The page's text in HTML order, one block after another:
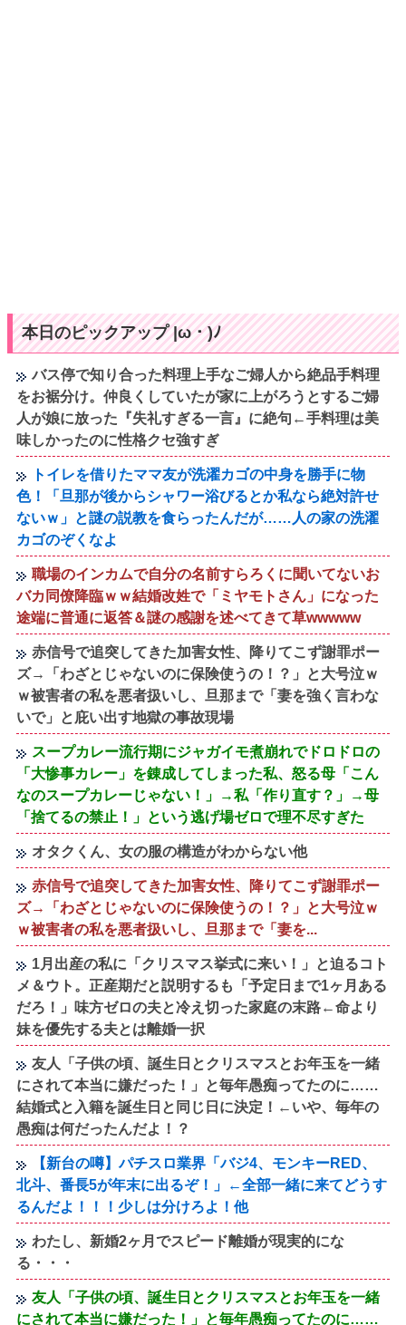
本日のピックアップ |ω・)ﾉ
バス停で知り合った料理上手なご婦人から絶品手料理
をお裾分け。仲良くしていたが家に上がろうとするご婦
人が娘に放った『失礼すぎる一言』に絶句←手料理は美
味しかったのに性格クセ強すぎ
トイレを借りたママ友が洗濯カゴの中身を勝手に物
色！「旦那が後からシャワー浴びるとか私なら絶対許せ
ないｗ」と謎の説教を食らったんだが……人の家の洗濯
カゴのぞくなよ
職場のインカムで自分の名前すらろくに聞いてないお
バカ同僚降臨ｗｗ結婚改姓で「ミヤモトさん」になった
途端に普通に返答＆謎の感謝を述べてきて草wwwww
赤信号で追突してきた加害女性、降りてこず謝罪ポー
ズ→「わざとじゃないのに保険使うの！？」と大号泣ｗ
ｗ被害者の私を悪者扱いし、旦那まで「妻を強く言わな
いで」と庇い出す地獄の事故現場
スープカレー流行期にジャガイモ煮崩れでドロドロの
「大惨事カレー」を錬成してしまった私、怒る母「こん
なのスープカレーじゃない！」→私「作り直す？」→母
「捨てるの禁止！」という逃げ場ゼロで理不尽すぎた
オタクくん、女の服の構造がわからない他
赤信号で追突してきた加害女性、降りてこず謝罪ポー
ズ→「わざとじゃないのに保険使うの！？」と大号泣ｗ
ｗ被害者の私を悪者扱いし、旦那まで「妻を...
1月出産の私に「クリスマス挙式に来い！」と迫るコト
メ＆ウト。正産期だと説明するも「予定日まで1ヶ月ある
だろ！」味方ゼロの夫と冷え切った家庭の末路←命より
妹を優先する夫とは離婚一択
友人「子供の頃、誕生日とクリスマスとお年玉を一緒
にされて本当に嫌だった！」と毎年愚痴ってたのに……
結婚式と入籍を誕生日と同じ日に決定！←いや、毎年の
愚痴は何だったんだよ！？
【新台の噂】パチスロ業界「バジ4、モンキーRED、
北斗、番長5が年末に出るぞ！」←全部一緒に来てどうす
るんだよ！！！少しは分けろよ！他
わたし、新婚2ヶ月でスピード離婚が現実的にな
る・・・
友人「子供の頃、誕生日とクリスマスとお年玉を一緒
にされて本当に嫌だった！」と毎年愚痴ってたのに……